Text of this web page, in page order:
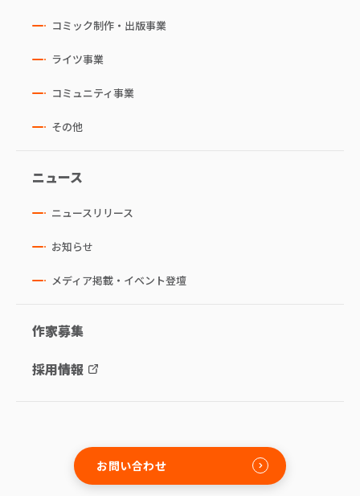
コミック制作・出版事業
ライツ事業
コミュニティ事業
その他
ニュース
ニュースリリース
お知らせ
メディア掲載・イベント登壇
作家募集
採用情報
お問い合わせ